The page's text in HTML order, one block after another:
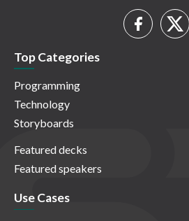
Top Categories
Programming
Technology
Storyboards
Featured decks
Featured speakers
Use Cases